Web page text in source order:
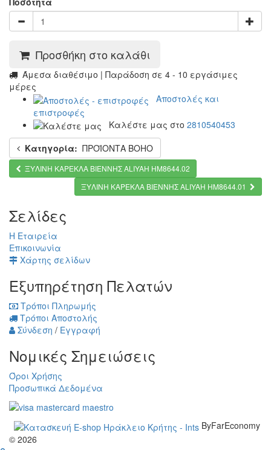
Προσθήκη στο καλάθι
Άμεσα διαθέσιμο | Παράδοση σε 4 - 10 εργάσιμες
μέρες
Αποστολές και
επιστροφές
Καλέστε μας στο 2810540453
Κατηγορία: ΠΡΟΪΟΝΤΑ BOHO
ΞΥΛΙΝΗ ΚΑΡΕΚΛΑ ΒΙΕΝΝΗΣ ALIYAH HM8644.02
ΞΥΛΙΝΗ ΚΑΡΕΚΛΑ ΒΙΕΝΝΗΣ ALIYAH HM8644.01
Σελίδες
Η Εταιρεία
Επικοινωνία
Χάρτης σελίδων
Εξυπηρέτηση Πελατών
Τρόποι Πληρωμής
Τρόποι Αποστολής
Σύνδεση / Εγγραφή
Νομικές Σημειώσεις
Όροι Χρήσης
Προσωπικά Δεδομένα
ByFarEconomy
© 2026